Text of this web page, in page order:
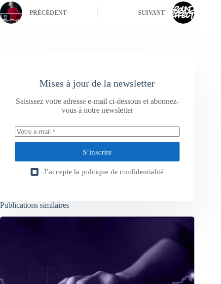
PRÉCÉDENT SUIVANT
Mises à jour de la newsletter
Saisissez votre adresse e-mail ci-dessous et abonnez-
vous à notre newsletter
S’inscrire
J’accepte la politique de confidentialité
Publications similaires